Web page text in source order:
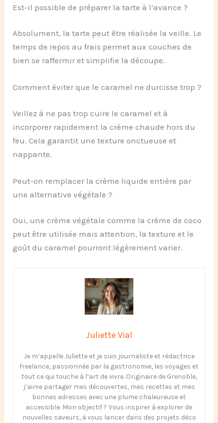
Est-il possible de préparer la tarte à l’avance ?
Absolument, la tarte peut être réalisée la veille. Le
temps de repos au frais permet aux couches de
bien se raffermir et simplifie la découpe.
Comment éviter que le caramel ne durcisse trop ?
Veillez à ne pas trop cuire le caramel et à
incorporer rapidement la crème chaude hors du
feu. Cela garantit une texture onctueuse et
nappante.
Peut-on remplacer la crème liquide entière par
une alternative végétale ?
Oui, une crème végétale comme la crème de coco
peut être utilisée mais attention, la texture et le
goût du caramel pourront légèrement varier.
Juliette Vial
Je m’appelle Juliette et je suis journaliste et rédactrice
freelance, passionnée par la gastronomie, les voyages et
tout ce qui touche à l’art de vivre. Originaire de Grenoble,
j’aime partager mes découvertes, mes recettes et mes
bonnes adresses avec une plume chaleureuse et
accessible. Mon objectif ? Vous inspirer à explorer de
nouvelles saveurs, à vous lancer dans des projets déco